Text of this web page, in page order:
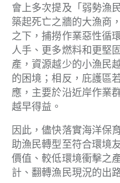
會上多次提及「弱勢漁
築起死亡之牆的大漁商
之下，捕撈作業惡性循
人手、更多燃料和更堅
產，資源越少的小漁民
的困境；相反，庇護區
應，主要於沿近岸作業
越早得益。
因此，儘快落實海洋保
助漁民轉型至符合環境
價值、較低環境衝擊之
計、翻轉漁民現況的出